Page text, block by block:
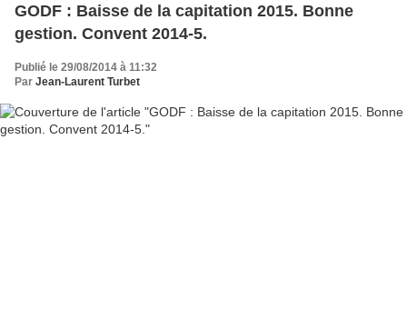
GODF : Baisse de la capitation 2015. Bonne
gestion. Convent 2014-5.
Publié le 29/08/2014 à 11:32
Par Jean-Laurent Turbet